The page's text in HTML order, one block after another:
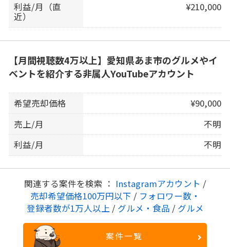
利益/月（直
近）
¥210,000
【月間視聴数4万以上】愛知県あま市のグルメやイ
ベントを紹介する非属人YouTubeアカウント
希望売却価格
¥90,000
売上/月
不明
利益/月
不明
関連する案件を検索 ： Instagramアカウント /
売却希望価格100万円以下 / フォロワー数・
登録者数が1万人以上 / グルメ・食品 / グルメ
案件一覧